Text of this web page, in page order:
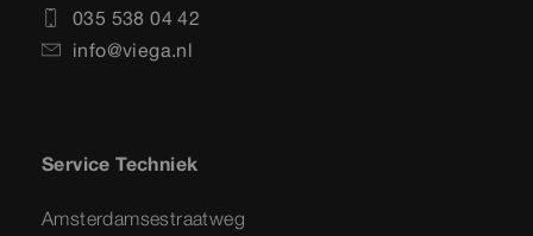
035 538 04 42
info@viega.nl
Service Techniek
Amsterdamsestraatweg